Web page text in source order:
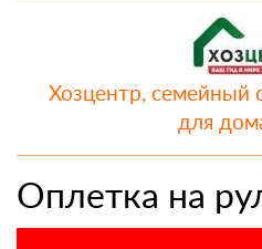
Хозцентр, семейный
для
Оплетка на